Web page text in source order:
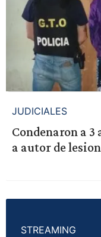
JUDICIALES
Condenaron a 3
a autor de
STREAMING